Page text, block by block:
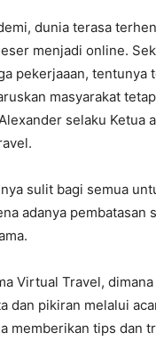
dunia terasa
menjadi online.
pekerjaaan, tentunya
masyarakat
selaku Ketua
sulit bagi semua
adanya pembatasan
Virtual Travel,
dan pikiran melalui
memberikan tips dan